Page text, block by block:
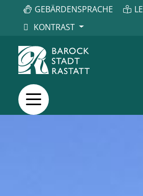
GEBÄRDENSPRACHE
KONTRAST